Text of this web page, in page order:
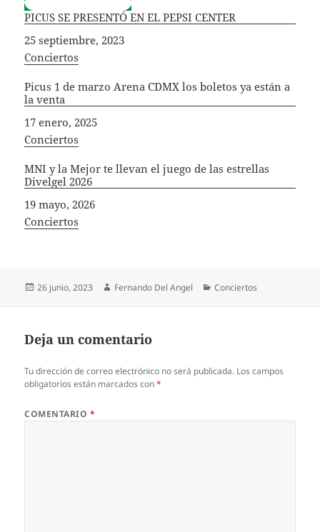
PICUS SE PRESENTÓ EN EL PEPSI CENTER
Fecha
25 septiembre, 2023
In relation to
Conciertos
Picus 1 de marzo Arena CDMX los boletos ya están a
la venta
Fecha
17 enero, 2025
In relation to
Conciertos
MNI y la Mejor te llevan el juego de las estrellas
Divelgel 2026
Fecha
19 mayo, 2026
In relation to
Conciertos
Publicado
26 junio, 2023 Autor
Fernando Del Angel Categorías
Conciertos
Deja un comentario
Tu dirección de correo electrónico no será publicada. Los campos
obligatorios están marcados con*
COMENTARIO *